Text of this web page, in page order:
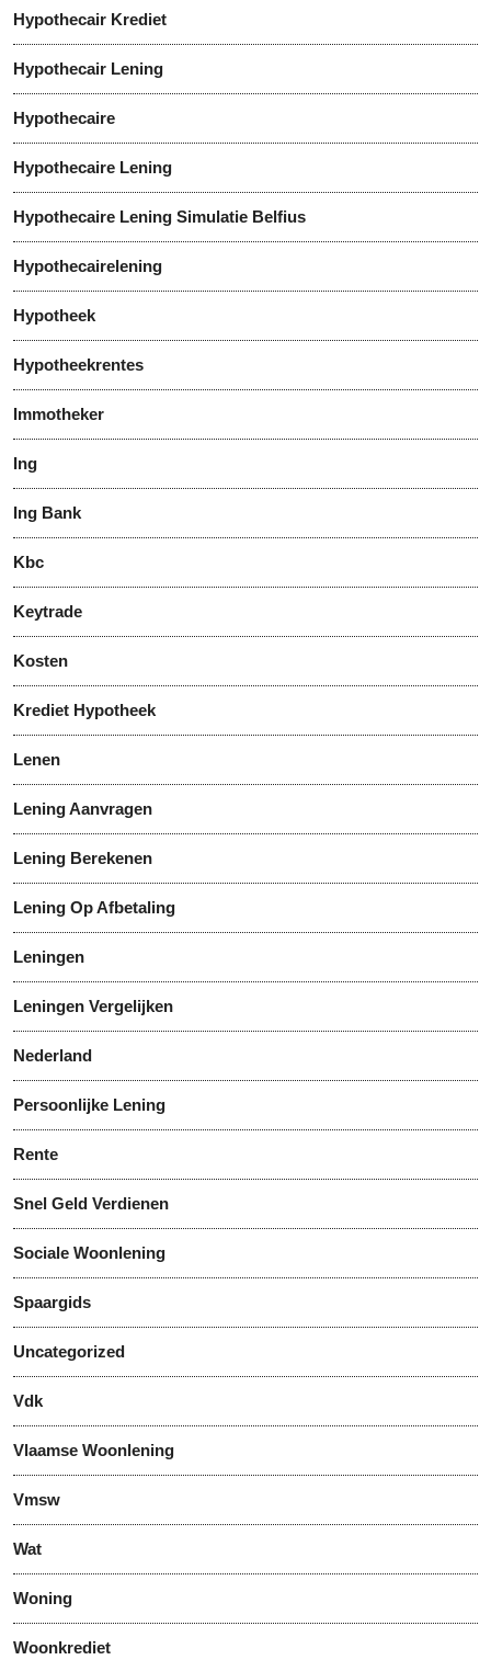
Hypothecair Krediet
Hypothecair Lening
Hypothecaire
Hypothecaire Lening
Hypothecaire Lening Simulatie Belfius
Hypothecairelening
Hypotheek
Hypotheekrentes
Immotheker
Ing
Ing Bank
Kbc
Keytrade
Kosten
Krediet Hypotheek
Lenen
Lening Aanvragen
Lening Berekenen
Lening Op Afbetaling
Leningen
Leningen Vergelijken
Nederland
Persoonlijke Lening
Rente
Snel Geld Verdienen
Sociale Woonlening
Spaargids
Uncategorized
Vdk
Vlaamse Woonlening
Vmsw
Wat
Woning
Woonkrediet